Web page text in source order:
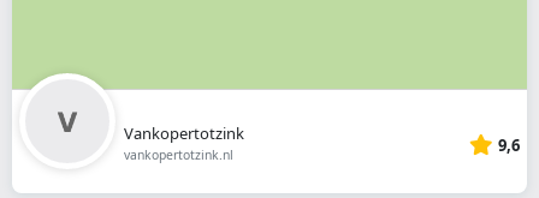
Vankopertotzink
vankopertotzink.nl 9,6